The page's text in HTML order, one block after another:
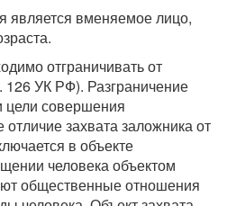
является вменяемое лицо,
отграничивать от
126 УК РФ). Разграничение
цели совершения
захвата заложника от
в объекте
человека объектом
общественные отношения